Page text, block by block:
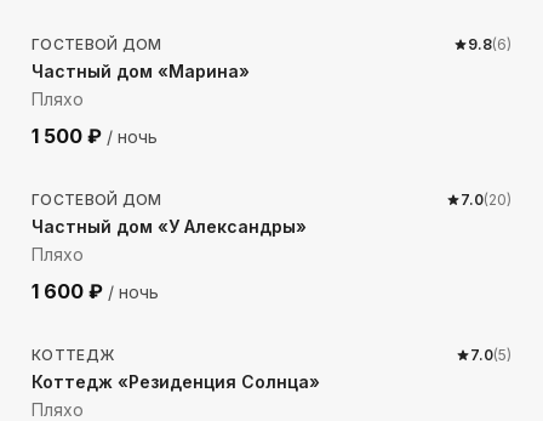
ГОСТЕВОЙ ДОМ 9.8(6)
Частный дом «Марина»
Пляхо
1 500 ₽ / ночь
1233 м до моря
ГОСТЕВОЙ ДОМ 7.0(20)
Частный дом «У Александры»
Пляхо
1 600 ₽ / ночь
923м до моря
КОТТЕДЖ 7.0(5)
Коттедж «Резиденция Солнца»
Пляхо